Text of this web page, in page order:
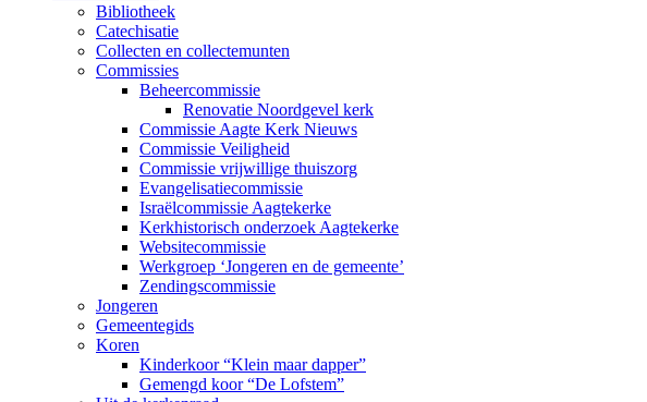
Bibliotheek
Catechisatie
Collecten en collectemunten
Commissies
Beheercommissie
Renovatie Noordgevel kerk
Commissie Aagte Kerk Nieuws
Commissie Veiligheid
Commissie vrijwillige thuiszorg
Evangelisatiecommissie
Israëlcommissie Aagtekerke
Kerkhistorisch onderzoek Aagtekerke
Websitecommissie
Werkgroep ‘Jongeren en de gemeente’
Zendingscommissie
Jongeren
Gemeentegids
Koren
Kinderkoor “Klein maar dapper”
Gemengd koor “De Lofstem”